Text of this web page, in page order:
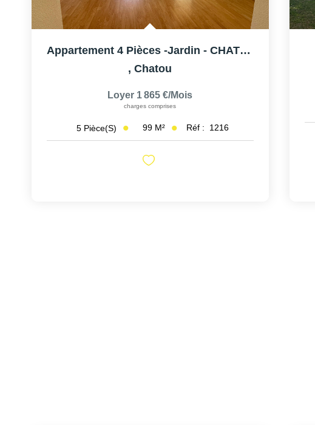
Appartement 4 Pièces -Jardin - CHATOU - 2 Place De Parking
,Chatou
Loyer 1 865 €/mois
charges comprises
5 Pièce(s) 99 M² Réf : 1216